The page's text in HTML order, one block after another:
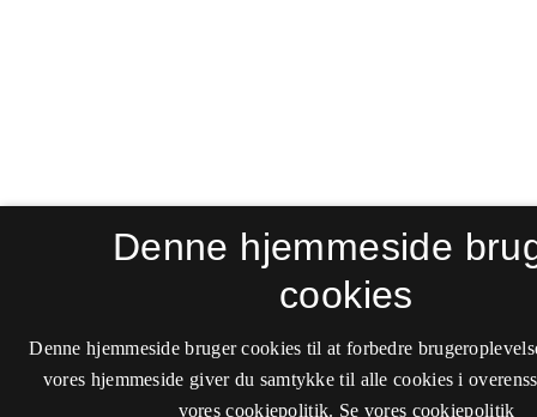
Denne hjemmeside
cookies
Denne hjemmeside bruger cookies til at forbedre
vores hjemmeside giver du samtykke til alle cookies i
vores cookiepolitik. Se vores cookiepolitik